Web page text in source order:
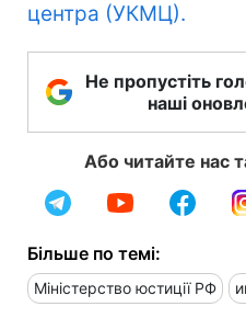
центра (УКМЦ).
Не пропустіть
наші
Або читайте нас
Більше по темі:
Міністерство юстиції РФ